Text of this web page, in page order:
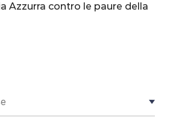
Azzurra contro le paure della